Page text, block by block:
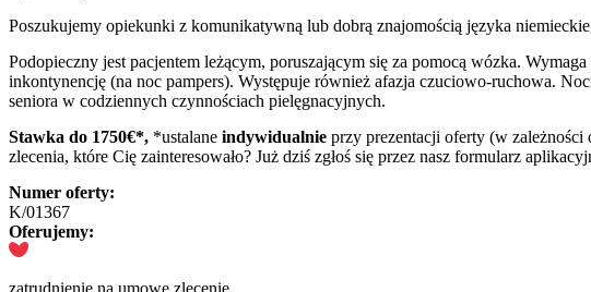
Poszukujemy opiekunki z komunikatywną lub dobrą znajomością języka
Podopieczny jest pacjentem leżącym, poruszającym się za pomocą wózka.
inkontynencję (na noc pampers). Występuje również afazja czuciowo-ruchowa.
seniora w codziennych czynnościach pielęgnacyjnych.
Stawka do 1750€*, *ustalane indywidualnie przy prezentacji oferty (w zależności
zlecenia, które Cię zainteresowało? Już dziś zgłoś się przez nasz formularz
Numer oferty:
K/01367
Oferujemy:
zatrudnienie na umowę zlecenie